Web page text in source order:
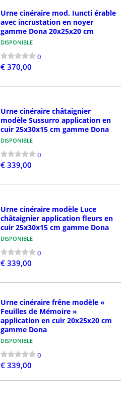
Urne cinéraire mod. Iuncti érable
avec incrustation en noyer
gamme Dona 20x25x20 cm
DISPONIBLE
0
€ 370,00
Urne cinéraire châtaignier
modèle Sussurro application en
cuir 25x30x15 cm gamme Dona
DISPONIBLE
0
€ 339,00
Urne cinéraire modèle Luce
châtaignier application fleurs en
cuir 25x30x15 cm gamme Dona
DISPONIBLE
0
€ 339,00
Urne cinéraire frêne modèle «
Feuilles de Mémoire »
application en cuir 20x25x20 cm
gamme Dona
DISPONIBLE
0
€ 339,00